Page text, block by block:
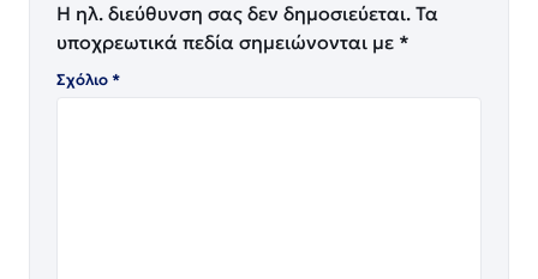
Η ηλ. διεύθυνση σας δεν δημοσιεύεται. Τα
υποχρεωτικά πεδία σημειώνονται με *
Σχόλιο*